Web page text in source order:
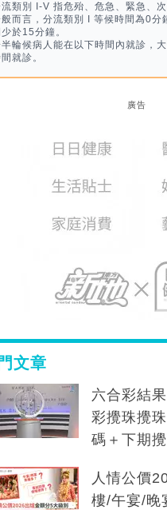
類別 I-V 指危殆、危急、緊急、次
而言，分流類別 I 等候時間為0分
於15分鐘。
輪候病人能在以下時間內就診，
就診。
廣告
文章
六合彩結
彩攪珠攪
碼＋下期
人情公價
樓/午宴/晚